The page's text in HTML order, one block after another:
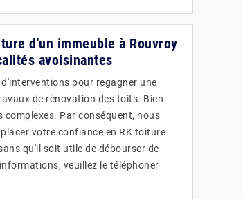
d'un immeuble à Rouvroy
avoisinantes
pour regagner une
de rénovation des toits. Bien
Par conséquent, nous
votre confiance en RK toiture
qu'il soit utile de débourser de
veuillez le téléphoner